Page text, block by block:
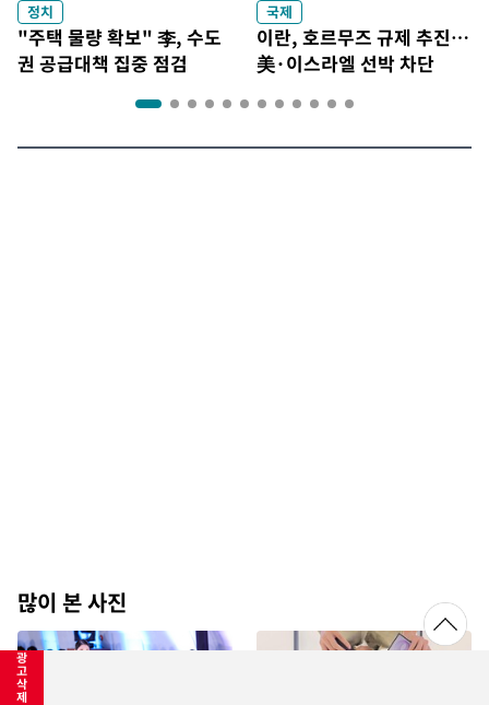
정치
"주택 물량 확보" 李, 수도
권 공급대책 집중 점검
국제
이란, 호르무즈 규제 추진…
美·이스라엘 선박 차단
많이 본 사진
광
고
삭
제